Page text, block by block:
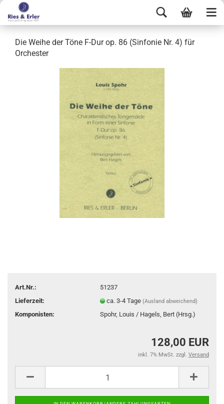
Die Weihe der Töne F-Dur op. 86 (Sinfonie Nr. 4) für
Orchester
Art.Nr.:
51237
Lieferzeit:
ca. 3-4 Tage(Ausland abweichend)
Komponisten: Spohr, Louis / Hagels, Bert (Hrsg.)
128,00 EUR
inkl. 7% MwSt. zzgl. Versand